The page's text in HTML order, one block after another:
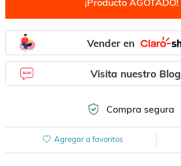
¡Producto AGOTADO!
Vender en
Visita nuestro Blog
Compra segura
Agregar a favoritos